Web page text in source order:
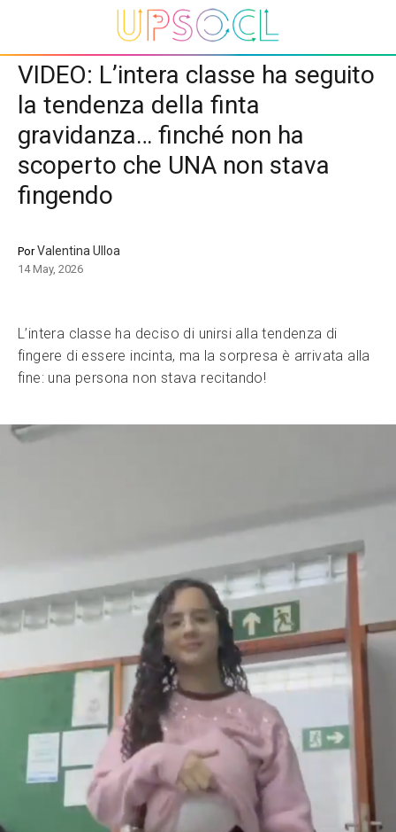
VIDEO: L’intera classe ha seguito
la tendenza della finta
gravidanza… finché non ha
scoperto che UNA non stava
fingendo
PorValentina Ulloa
14 May, 2026
L’intera classe ha deciso di unirsi alla tendenza di
fingere di essere incinta, ma la sorpresa è arrivata alla
fine: una persona non stava recitando!